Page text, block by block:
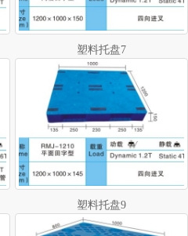
塑料托盘7
塑料托盘9